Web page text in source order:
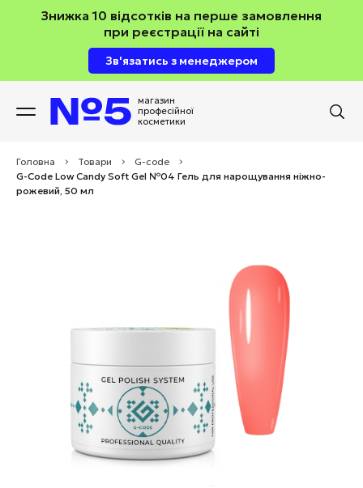
Знижка 10 відсотків на перше замовлення
при реєстрації на сайті
Зв'язатись з менеджером
магазин
професійної
косметики
Головна > Товари > G-code
>
G-Code Low Candy Soft Gel №04 Гель для нарощування ніжно-
рожевий, 50 мл